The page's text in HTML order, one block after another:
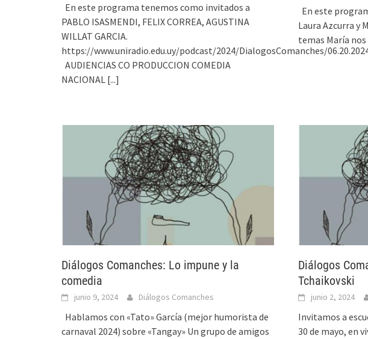
En este programa tenemos como invitados a
PABLO ISASMENDI, FELIX CORREA, AGUSTINA
WILLAT GARCIA.
https://www.uniradio.edu.uy/podcast/2024/DialogosComanches/
AUDIENCIAS CO PRODUCCION COMEDIA
NACIONAL [...]
En este
Laura Azcurra y
temas María
Diálogos Comanches: Lo impune y la
comedia
junio 9, 2024 Diálogos Comanches
Hablamos con «Tato» García (mejor humorista de
carnaval 2024) sobre «Tangay» Un grupo de amigos
Diálogos
Tchaikovski
junio 2, 2024
Invitamos a
30 de mayo, en